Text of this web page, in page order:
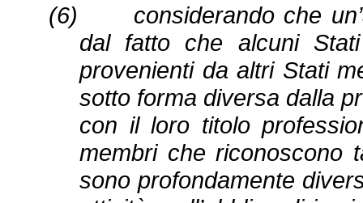
(6) considerando che
dal fatto che alcuni
provenienti da altri Stati
sotto forma diversa dalla
con il loro titolo
membri che riconoscono
sono profondamente